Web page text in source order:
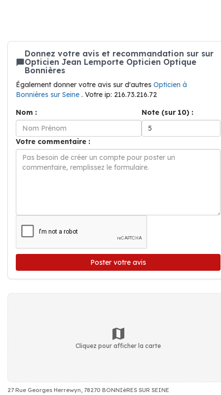
Donnez votre avis et recommandation sur sur
Opticien Jean Lemporte Opticien Optique
Bonnières
Également donner votre avis sur d'autres Opticien à
Bonnières sur Seine . Votre ip: 216.73.216.72
Nom :
Note (sur 10) :
Votre commentaire :
Poster votre avis
Cliquez pour afficher la carte
27 Rue Georges Herrewyn, 78270 BONNIèRES SUR SEINE